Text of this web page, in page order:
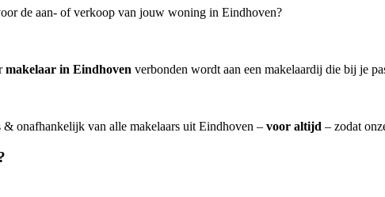
de aan- of verkoop van jouw woning in Eindhoven?
makelaar in Eindhoven verbonden wordt aan een makelaardij die bij je
onafhankelijk van alle makelaars uit Eindhoven – voor altijd – zodat